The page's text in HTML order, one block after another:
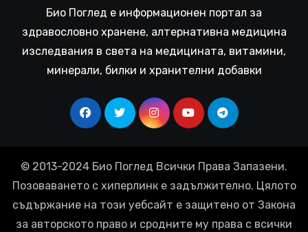
Био Поглед е информационен портал за
здравословно хранене, алтернативна медицина
изследвания в света на медицината, витамини,
минерали, билки и хранителни добавки
© 2013-2024 Био Поглед Всички Права Запазени.
Позоваването с хиперлинк е задължително. Цялото
съдържание на този уебсайт е защитено от Закона
за авторското право и сродните му права с всички